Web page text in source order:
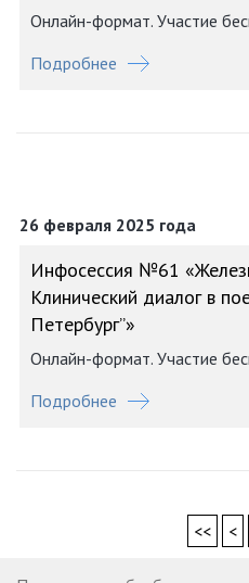
Онлайн-формат. Участие
Подробнее
26 февраля 2025 года
Инфосессия №61
Клинический диалог в
Петербург”»
Онлайн-формат. Участие
Подробнее
<< <